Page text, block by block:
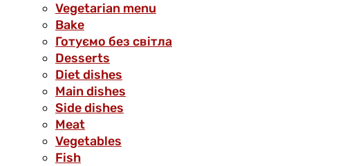
Vegetarian menu
Bake
Готуємо без світла
Desserts
Diet dishes
Main dishes
Side dishes
Meat
Vegetables
Fish